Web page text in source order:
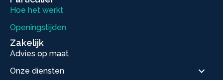
Hoe het werkt
Openingstijden
Zakelijk
Advies op maat
Onze diensten